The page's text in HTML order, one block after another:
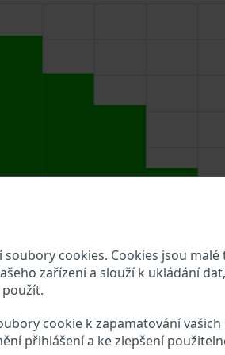
cookies. Cookies jsou malé
zařízení a slouží k ukládání
cookie k zapamatování vašich
přihlášení a ke zlepšení
pole výše a překontrolujte,